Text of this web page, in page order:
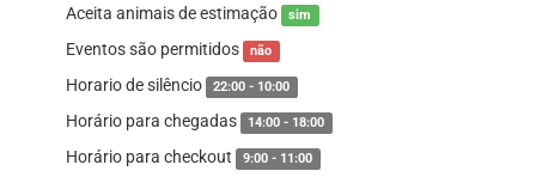
Aceita animais de estimação sim
Eventos são permitidos não
Horario de silêncio 22:00 - 10:00
Horário para chegadas 14:00 - 18:00
Horário para checkout 9:00 - 11:00